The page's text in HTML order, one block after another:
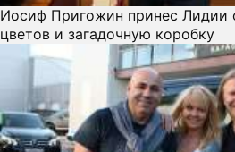
Иосиф Пригожин принес Лидии
цветов и загадочную коробку